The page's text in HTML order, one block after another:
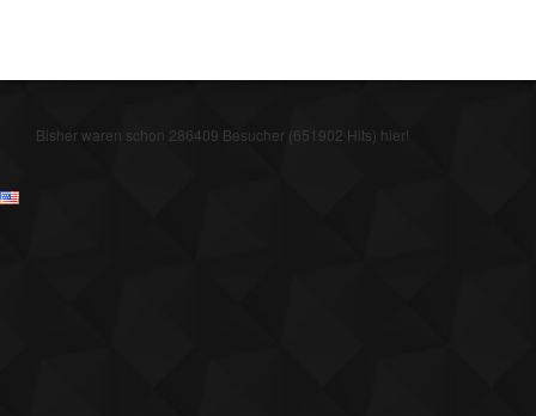
Bisher waren schon 286409 Besucher (651902 Hits) hier!